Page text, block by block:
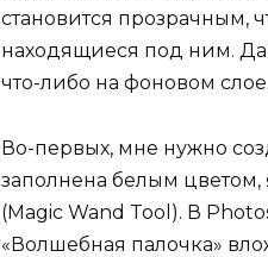
становится прозрачным,
находящиеся под ним.
что-либо на фоновом слое.
Во-первых, мне нужно
заполнена белым цветом,
(Magic Wand Tool). В
«Волшебная палочка»